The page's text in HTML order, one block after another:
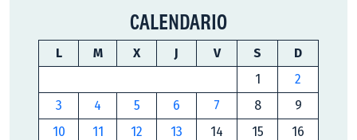
CALENDARIO
L M X J V S
D
1
2
3
4 5 6 7 8
9
10
11 12 13 14 15
16